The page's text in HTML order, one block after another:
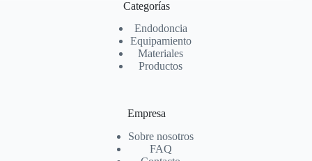
Categorías
Endodoncia
Equipamiento
Materiales
Productos
Empresa
Sobre nosotros
FAQ